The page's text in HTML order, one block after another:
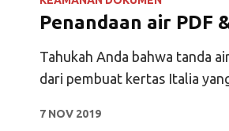
Penandaan air PDF
Tahukah Anda bahwa tanda
dari pembuat kertas Italia
7 NOV 2019